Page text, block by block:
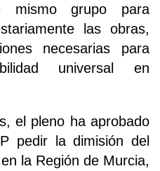
grupo para
las obras,
necesarias para
universal en
el pleno ha aprobado
pedir la dimisión del
la Región de Murcia,